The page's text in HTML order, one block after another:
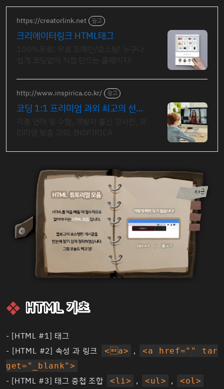
https://creatorlink.net 광고
크리에이터링크 HTML태그
http://www.inspirica.co.kr/ 광고
코딩 1:1 프리미엄 과외 최고의 선생
HTML 기초
- [HTML #1] 태그
- [HTML #2] 속성 과 링크 <a> ,
<a href="" tar
get="_blank">
- [HTML #3] 태그 중첩 조합 <li> , <ul> , <ol>